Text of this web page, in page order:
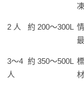
2 人 約 200～300L
3～4
人
約 350～500L